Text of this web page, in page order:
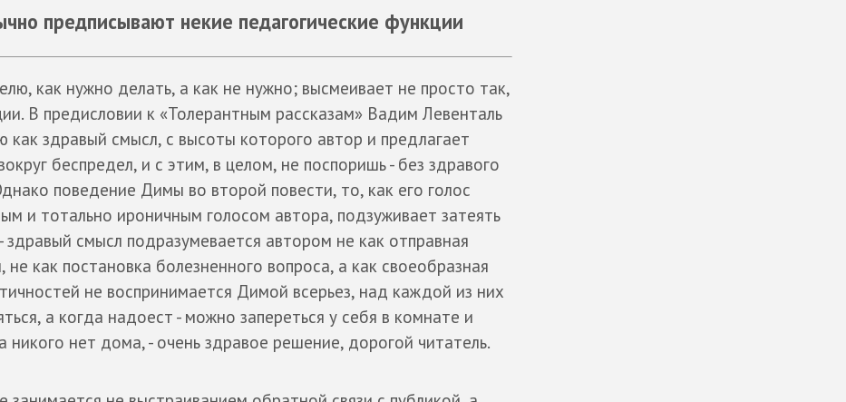
предписывают некие педагогические функции
как нужно делать, а как не нужно; высмеивает не просто так,
В предисловии к «Толерантным рассказам» Вадим Левенталь
как здравый смысл, с высоты которого автор и предлагает
беспредел, и с этим, в целом, не поспоришь - без здравого
поведение Димы во второй повести, то, как его голос
и тотально ироничным голосом автора, подзуживает затеять
смысл подразумевается автором не как отправная
как постановка болезненного вопроса, а как своеобразная
не воспринимается Димой всерьез, над каждой из них
а когда надоест - можно запереться у себя в комнате и
никого нет дома, - очень здравое решение, дорогой читатель.